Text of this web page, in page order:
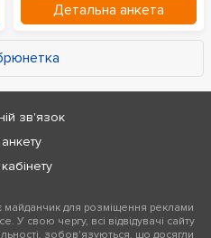
Детальна анкета
зв'язок
майданчик для розміщення реклами
У свою чергу, всі відвідувачі сайту
зобов'язуються, що досягли